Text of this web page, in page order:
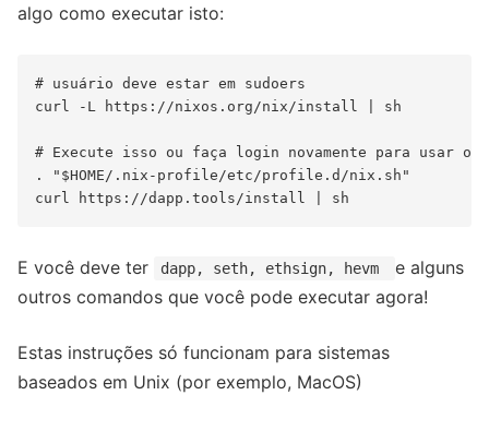
algo como executar isto:
# usuário deve estar em sudoers
curl -L https://nixos.org/nix/install | sh
# Execute isso ou faça login novamente para usar o
. "$HOME/.nix-profile/etc/profile.d/nix.sh"
E você deve ter dapp, seth, ethsign, hevm
e alguns
outros comandos que você pode executar agora!
Estas instruções só funcionam para sistemas
baseados em Unix (por exemplo, MacOS)